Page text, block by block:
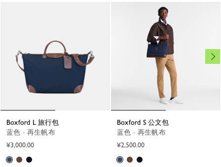
Boxford L 旅行包
蓝色 - 再生帆布
¥3,000.00
Boxford S 公文包
蓝色 - 再生帆布
¥2,500.00